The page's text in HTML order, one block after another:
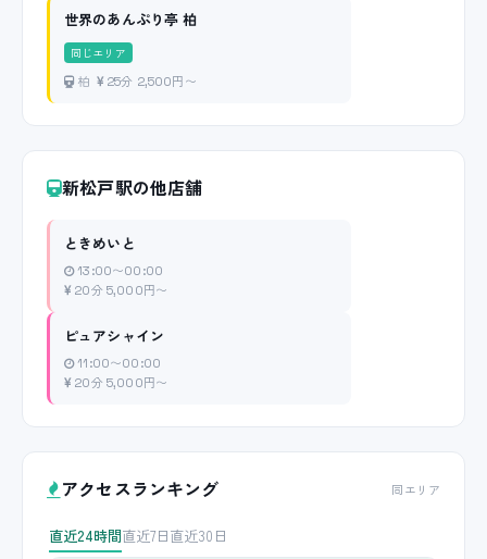
世界のあんぷり亭 柏
同じエリア
柏 25分 2,500円〜
新松戸駅の他店舗
ときめいと
13:00〜00:00
20分 5,000円〜
ピュアシャイン
11:00〜00:00
20分 5,000円〜
アクセスランキング 同エリア
直近24時間直近7日直近30日